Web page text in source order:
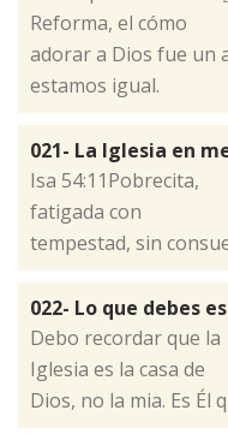
Reforma, el cómo
adorar a Dios fue un
estamos igual.
021- La Iglesia en
Isa 54:11Pobrecita,
fatigada con
tempestad, sin
022- Lo que debes
Debo recordar que la
Iglesia es la casa de
Dios, no la mia. Es Él